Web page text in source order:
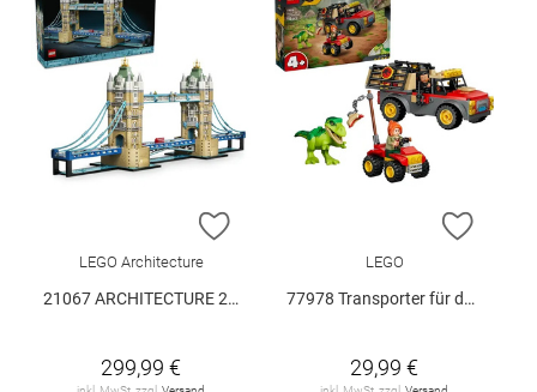
ZUR WUNSCHLISTE HINZUFÜGEN
LEGO Architecture
21067 ARCHITECTURE 21067 V29
299,99 €
ZUR
LEGO
77978 Transporter für den Jungen T.. V29
29,99 €